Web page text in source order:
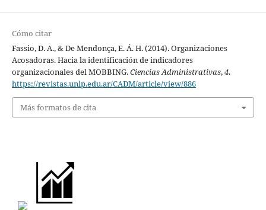
Cómo citar
Fassio, D. A., & De Mendonça, E. Á. H. (2014). Organizaciones
Acosadoras. Hacia la identificación de indicadores
organizacionales del MOBBING.Ciencias Administrativas,4.
https://revistas.unlp.edu.ar/CADM/article/view/886
Más formatos de cita